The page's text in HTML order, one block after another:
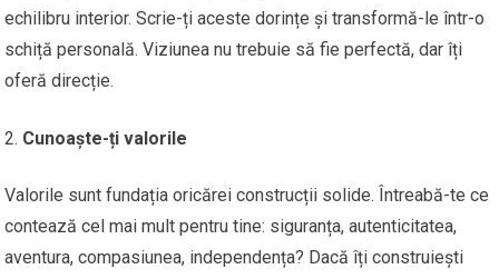
echilibru interior. Scrie-ți aceste dorințe și transformă-le într-o
schiță personală. Viziunea nu trebuie să fie perfectă, dar îți
oferă direcție.
Cunoaște-ți valorile
Valorile sunt fundația oricărei construcții solide. Întreabă-te ce
contează cel mai mult pentru tine: siguranța, autenticitatea,
aventura, compasiunea, independența? Dacă îți construiești